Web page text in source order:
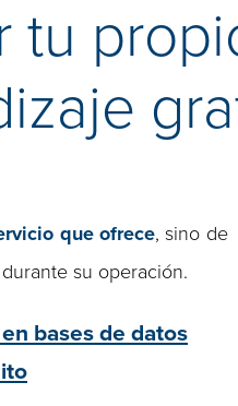
tu
que ofrece, sino de
su operación.
bases de datos